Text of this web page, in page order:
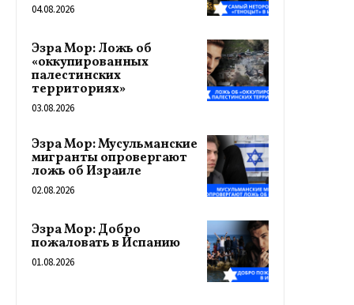
04.08.2026
Эзра Мор: Ложь об
«оккупированных
палестинских
территориях»
03.08.2026
Эзра Мор: Мусульманские
мигранты опровергают
ложь об Израиле
02.08.2026
Эзра Мор: Добро
пожаловать в Испанию
01.08.2026